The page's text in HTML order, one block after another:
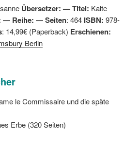
Übersetzer: —Titel: Kalte
— Reihe: —Seiten: 464 ISBN: 978-
: 14,99€ (Paperback) Erschienen:
Berlin
le Commissaire und die späte
Erbe (320 Seiten)